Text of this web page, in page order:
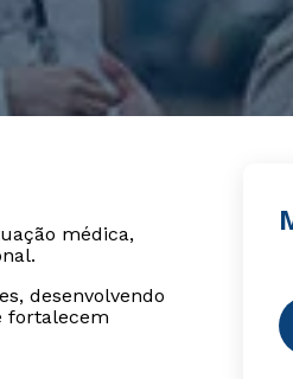
médica,
desenvolvendo
fortalecem